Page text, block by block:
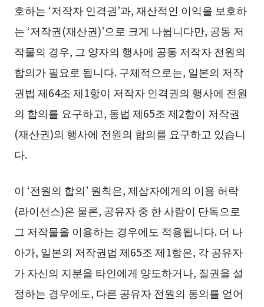
호하는 ‘저작자 인격권’과, 재산적인 이익을 보호하
는 ‘저작권(재산권)’으로 크게 나뉩니다만, 공동 저
작물의 경우, 그 양자의 행사에 공동 저작자 전원의
합의가 필요로 됩니다. 구체적으로는, 일본의 저작
권법 제64조 제1항이 저작자 인격권의 행사에 전원
의 합의를 요구하고, 동법 제65조 제2항이 저작권
(재산권)의 행사에 전원의 합의를 요구하고 있습니
다.
이 ‘전원의 합의’ 원칙은, 제삼자에게의 이용 허락
(라이선스)은 물론, 공유자 중 한 사람이 단독으로
그 저작물을 이용하는 경우에도 적용됩니다. 더 나
아가, 일본의 저작권법 제65조 제1항은, 각 공유자
가 자신의 지분을 타인에게 양도하거나, 질권을 설
정하는 경우에도, 다른 공유자 전원의 동의를 얻어